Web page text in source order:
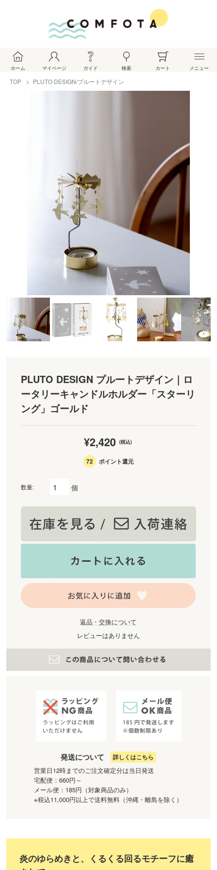
ホーム マイページ ガイド 検索 カート メニュー
TOP PLUTO DESIGN/プルートデザイン
PLUTO DESIGN プルートデザイン｜ロ
ータリーキャンドルホルダー「スターリ
ング」ゴールド
¥2,420 (税込)
72 ポイント還元
数量: 個
返品・交換について
レビューはありません
発送について 詳しくはこちら
営業日12時までのご注文確定分は当日発送
宅配便：660円～
メール便：185円（対象商品のみ）
※税込11,000円以上で送料無料（沖縄・離島を除く）
炎のゆらめきと、くるくる回るモチーフに癒